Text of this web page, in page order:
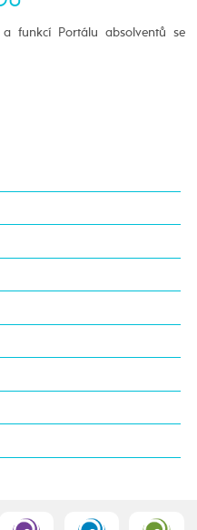
funkcí Portálu absolventů se